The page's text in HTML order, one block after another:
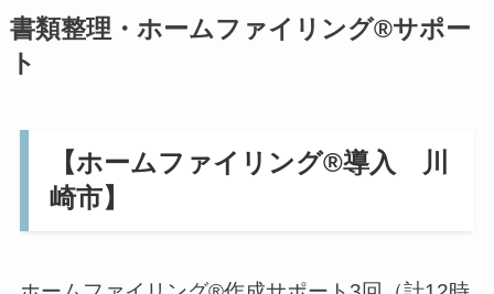
書類整理・ホームファイリング®サポー
ト
【ホームファイリング®導入 川
崎市】